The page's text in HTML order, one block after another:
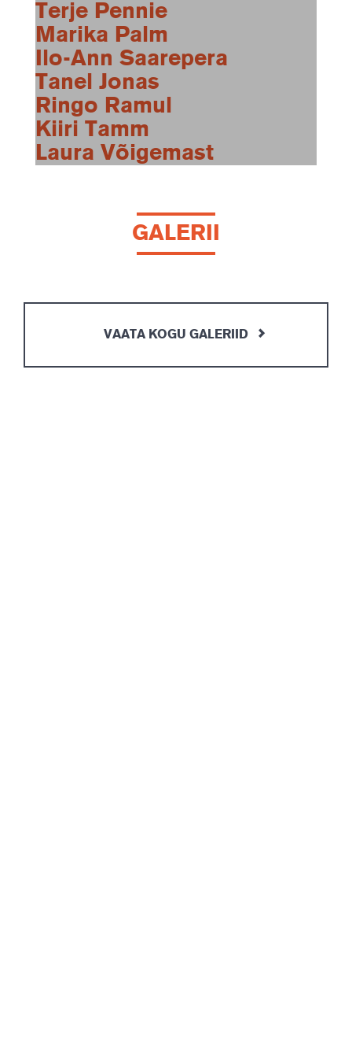
Terje Pennie
Marika Palm
Ilo-Ann Saarepera
Tanel Jonas
Ringo Ramul
Kiiri Tamm
Laura Võigemast
GALERII
VAATA KOGU GALERIID